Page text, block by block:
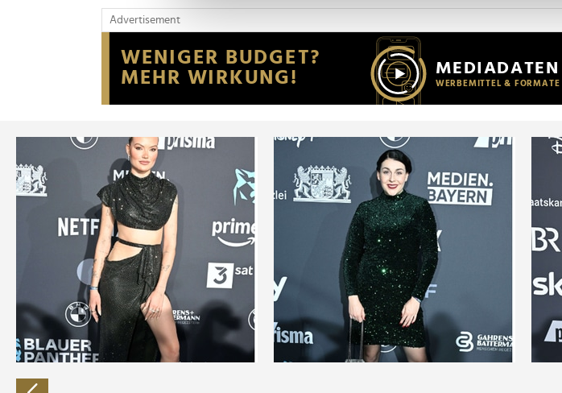
Wir verwenden Cookies, um Inhalte und Anzeigen zu
Website an unsere Partner für soziale Medien, Werbung und
möglicherweise mit weiteren Daten zusammen, die Sie ihnen
der Dienste gesammelt haben.
Advertisement